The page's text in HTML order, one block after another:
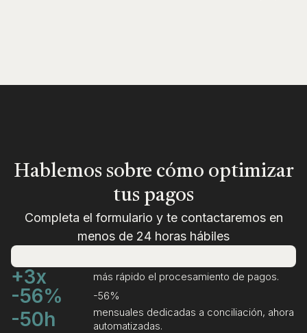
Hablemos sobre cómo optimizar
tus pagos
Completa el formulario y te contactaremos en
menos de 24 horas hábiles
+3x más rápido el procesamiento de pagos.
-56% -56%
-50h
mensuales dedicadas a conciliación, ahora
automatizadas.